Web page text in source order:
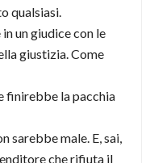
qualsiasi.
un giudice con le
giustizia. Come
finirebbe la pacchia
sarebbe male. E, sai,
che rifiuta il